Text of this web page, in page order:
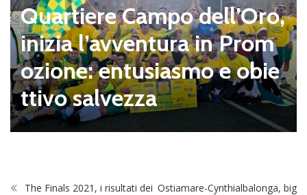
Quartiere Campo dell’Oro,
inizia l’avventura in Prom
ozione: entusiasmo e obie
ttivo salvezza
The Finals 2021, i risultati dei Ostiamare-Cynthialbalonga, big